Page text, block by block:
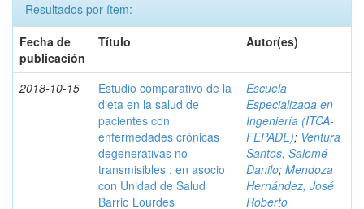
Resultados por ítem:
Fecha de
publicación
Título Autor(es)
2018-10-15
Estudio comparativo de la
dieta en la salud de
pacientes con
enfermedades crónicas
degenerativas no
transmisibles : en asocio
con Unidad de Salud
Barrio Lourdes
Escuela
Especializada en
Ingeniería (ITCA-
FEPADE); Ventura
Santos, Salomé
Danilo; Mendoza
Hernández, José
Roberto